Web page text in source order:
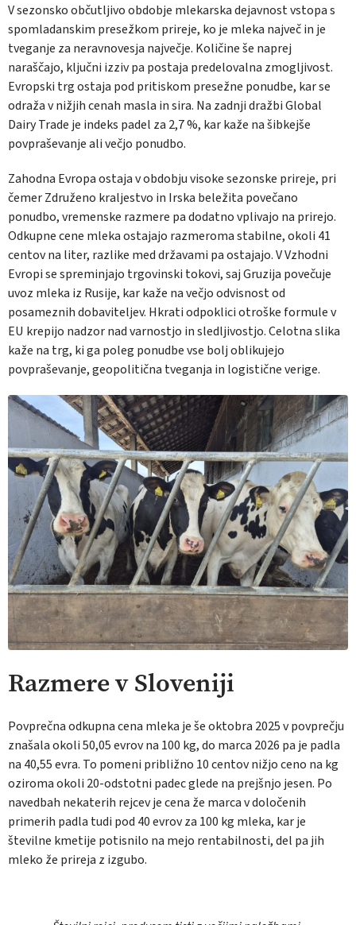
V sezonsko občutljivo obdobje mlekarska dejavnost vstopa s
spomladanskim presežkom prireje, ko je mleka največ in je
tveganje za neravnovesja največje. Količine še naprej
naraščajo, ključni izziv pa postaja predelovalna zmogljivost.
Evropski trg ostaja pod pritiskom presežne ponudbe, kar se
odraža v nižjih cenah masla in sira. Na zadnji dražbiGlobal
Dairy Trade je indeks padel za 2,7 %, kar kaže na šibkejše
povpraševanje ali večjo ponudbo.
Zahodna Evropa ostaja v obdobju visoke sezonske prireje, pri
čemer Združeno kraljestvo in Irska beležita povečano
ponudbo, vremenske razmere pa dodatno vplivajo na prirejo.
Odkupne cene mleka ostajajo razmeroma stabilne, okoli 41
centov na liter, razlike med državami pa ostajajo. V Vzhodni
Evropi se spreminjajo trgovinski tokovi, saj Gruzija povečuje
uvoz mleka iz Rusije, kar kaže na večjo odvisnost od
posameznih dobaviteljev. Hkrati odpoklici otroške formule v
EU krepijo nadzor nad varnostjo in sledljivostjo. Celotna slika
kaže na trg, ki ga poleg ponudbe vse bolj oblikujejo
povpraševanje, geopolitična tveganja in logistične verige.
Razmere v Sloveniji
Povprečna odkupna cena mleka je še oktobra 2025 v povprečju
znašala okoli 50,05 evrov na 100 kg, do marca 2026 pa je padla
na 40,55 evra. To pomeni približno 10 centov nižjo ceno na kg
oziroma okoli 20-odstotni padec glede na prejšnjo jesen. Po
navedbah nekaterih rejcev je cena že marca v določenih
primerih padla tudi pod 40 evrov za 100 kg mleka, kar je
številne kmetije potisnilo na mejo rentabilnosti, del pa jih
mleko že prireja z izgubo.